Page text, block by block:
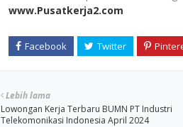
www.Pusatkerja2.com
Lebih lama
Lowongan Kerja Terbaru BUMN PT Industri
Telekomonikasi Indonesia April 2024